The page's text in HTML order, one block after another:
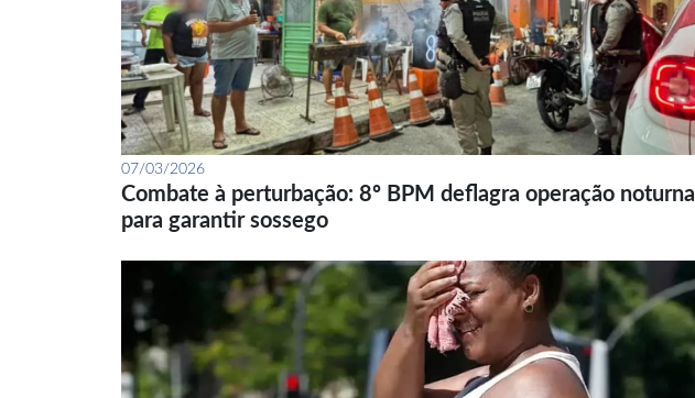
07/03/2026
Combate à perturbação: 8º BPM deflagra operação noturna
para garantir sossego